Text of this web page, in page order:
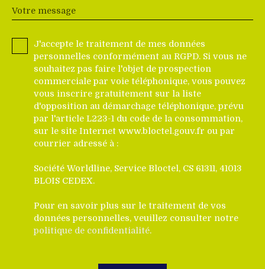
Votre message
J'accepte le traitement de mes données
personnelles conformément au RGPD. Si vous ne
souhaitez pas faire l'objet de prospection
commerciale par voie téléphonique, vous pouvez
vous inscrire gratuitement sur la liste
d'opposition au démarchage téléphonique, prévu
par l'article L223-1 du code de la consommation,
sur le site Internet www.bloctel.gouv.fr ou par
courrier adressé à :
Société Worldline, Service Bloctel, CS 61311, 41013
BLOIS CEDEX.
Pour en savoir plus sur le traitement de vos
données personnelles, veuillez consulter notre
politique de confidentialité.